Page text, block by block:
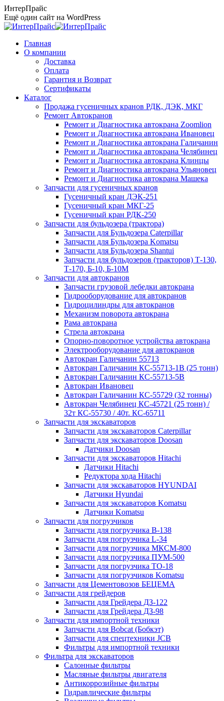
Перейти
к
содержанию
ИнтерПрайс
Ещё один сайт на WordPress
Главная
О компании
Доставка
Оплата
Гарантия и Возврат
Сертификаты
Каталог
Продажа гусеничных кранов РДК, ДЭК, МКГ
Ремонт Автокранов
Ремонт и Диагностика автокрана Zoomlion
Ремонт и Диагностика автокрана Ивановец
Ремонт и Диагностика автокрана Галичанин
Ремонт и Диагностика автокрана Челябинец
Ремонт и Диагностика автокрана Клинцы
Ремонт и Диагностика автокрана Ульяновец
Ремонт и Диагностика автокрана Машека
Запчасти для гусеничных кранов
Гусеничный кран ДЭК-251
Гусеничный кран МКГ-25
Гусеничный кран РДК-250
Запчасти для бульдозера (трактора)
Запчасти для Бульдозера Caterpillar
Запчасти для Бульдозера Komatsu
Запчасти для Бульдозера Shantui
Запчасти для бульдозеров (тракторов) Т-130,
Т-170, Б-10, Б-10М
Запчасти для автокранов
Запчасти грузовой лебедки автокрана
Гидрооборудование для автокранов
Гидроцилиндры для автокранов
Механизм поворота автокрана
Рама автокрана
Стрела автокрана
Опорно-поворотное устройства автокрана
Электрооборудование для автокранов
Автокран Галичанин 55713
Автокран Галичанин КС-55713-1В (25 тонн)
Автокран Галичанин КС-55713-5В
Автокран Ивановец
Автокран Галичанин КС-55729 (32 тонны)
Автокран Челябинец КС-45721 (25 тонн) /
32т КС-55730 / 40т. КС-65711
Запчасти для экскаваторов
Запчасти для экскаваторов Caterpillar
Запчасти для экскаваторов Doosan
Датчики Doosan
Запчасти для экскаваторов Hitachi
Датчики Hitachi
Редуктора хода Hitachi
Запчасти для экскаваторов HYUNDAI
Датчики Hyundai
Запчасти для экскаваторов Komatsu
Датчики Komatsu
Запчасти для погрузчиков
Запчасти для погрузчика B-138
Запчасти для погрузчика L-34
Запчасти для погрузчика МКСМ-800
Запчасти для погрузчика ПУМ-500
Запчасти для погрузчика ТО-18
Запчасти для погрузчиков Komatsu
Запчасти для Цементовозов БЕЦЕМА
Запчасти для грейдеров
Запчасти для Грейдера ДЗ-122
Запчасти для Грейдера ДЗ-98
Запчасти для импортной техники
Запчасти для Bobcat (Бобкэт)
Запчасти для спецтехники JCB
Фильтры для импортной техники
Фильтра для экскаваторов
Салонные фильтры
Масляные фильтры двигателя
Антикоррозийные фильтры
Гидравлические фильтры